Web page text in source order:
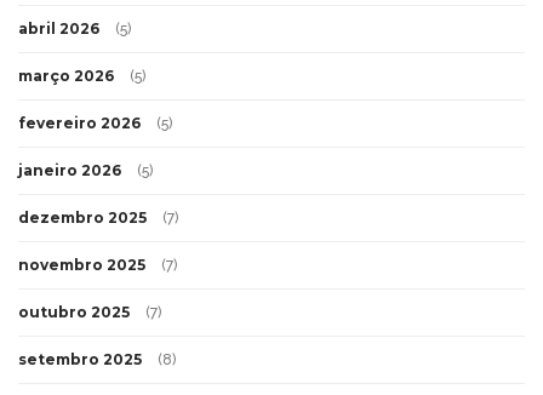
abril 2026 (5)
março 2026 (5)
fevereiro 2026 (5)
janeiro 2026 (5)
dezembro 2025 (7)
novembro 2025 (7)
outubro 2025 (7)
setembro 2025 (8)